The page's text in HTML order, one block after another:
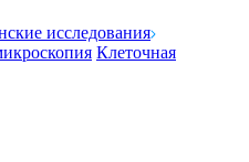
исследования
Клеточная